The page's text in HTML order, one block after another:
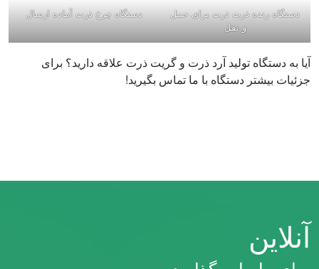
دستگاه رنده ذرت ذرت برای حمل
و نقل
دستگاه چرخ ذرت آماده ارسال
آیا به دستگاه تولید آرد ذرت و گریت ذرت علاقه دارید؟ برای
جزئیات بیشتر دستگاه با ما تماس بگیرید!
آنلاین